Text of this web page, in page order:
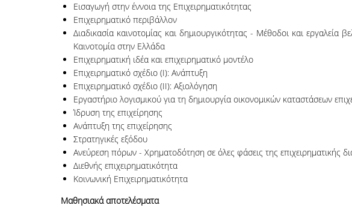
Εισαγωγή στην έννοια της Επιχειρηματικότητας
Eπιχειρηματικό περιβάλλον
Διαδικασία καινοτομίας και δημιουργικότητας - Μέθοδοι και εργαλεία
Καινοτομία στην Ελλάδα
Επιχειρηματική ιδέα και επιχειρηματικό μοντέλο
Επιχειρηματικό σχέδιο (Ι): Ανάπτυξη
Επιχειρηματικό σχέδιο (ΙΙ): Αξιολόγηση
Εργαστήριο λογισμικού για τη δημιουργία οικονομικών καταστάσεων
Ίδρυση της επιχείρησης
Ανάπτυξη της επιχείρησης
Στρατηγικές εξόδου
Ανεύρεση πόρων - Χρηματοδότηση σε όλες φάσεις της επιχειρηματικής
Διεθνής επιχειρηματικότητα
Κοινωνική Επιχειρηματικότητα
Μαθησιακά αποτελέσματα